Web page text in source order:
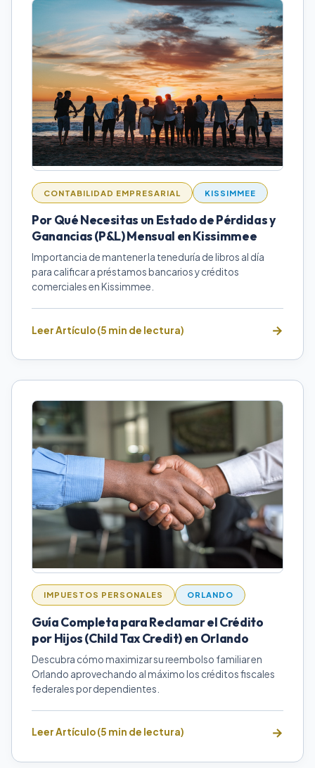
CONTABILIDAD EMPRESARIAL KISSIMMEE
Por Qué Necesitas un Estado de Pérdidas y
Ganancias (P&L) Mensual en Kissimmee
Importancia de mantener la teneduría de libros al día
para calificar a préstamos bancarios y créditos
comerciales en Kissimmee.
Leer Artículo (5 min de lectura)
IMPUESTOS PERSONALES ORLANDO
Guía Completa para Reclamar el Crédito
por Hijos (Child Tax Credit) en Orlando
Descubra cómo maximizar su reembolso familiar en
Orlando aprovechando al máximo los créditos fiscales
federales por dependientes.
Leer Artículo (5 min de lectura)